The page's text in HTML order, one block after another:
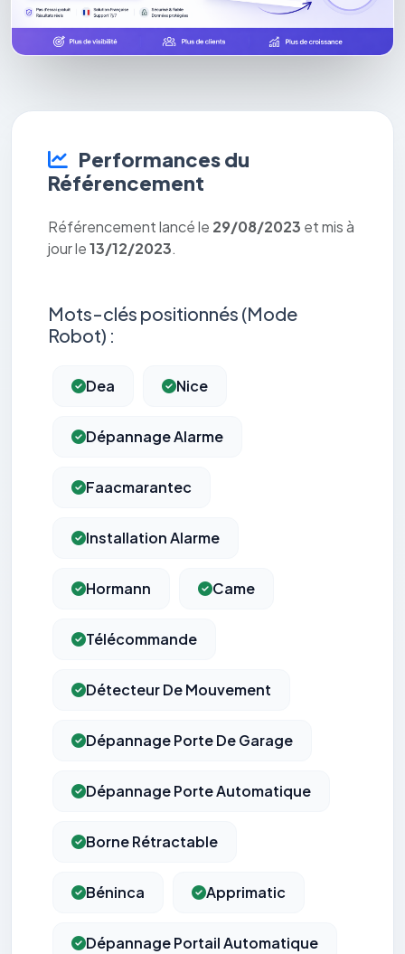
Performances du
Référencement
Référencement lancé le 29/08/2023 et mis à
jour le13/12/2023.
Mots-clés positionnés (Mode
Robot) :
Dea Nice
Dépannage Alarme
Faacmarantec
Installation Alarme
Hormann Came
Télécommande
Détecteur De Mouvement
Dépannage Porte De Garage
Dépannage Porte Automatique
Borne Rétractable
Béninca Apprimatic
Dépannage Portail Automatique